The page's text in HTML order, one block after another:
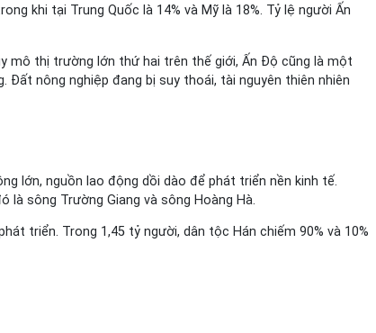
khi tại Trung Quốc là 14% và Mỹ là 18%. Tỷ lệ người Ấn
mô thị trường lớn thứ hai trên thế giới, Ấn Độ cũng là một
nông nghiệp đang bị suy thoái, tài nguyên thiên nhiên
lớn, nguồn lao động dồi dào để phát triển nền kinh tế.
là sông Trường Giang và sông Hoàng Hà.
triển. Trong 1,45 tỷ người, dân tộc Hán chiếm 90% và 10%